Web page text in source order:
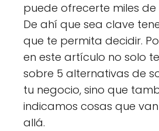
puede ofrecerte miles
De ahí que sea clave
que te permita decidir.
en este artículo no solo
sobre 5 alternativas de
tu negocio, sino que
indicamos cosas que
allá.